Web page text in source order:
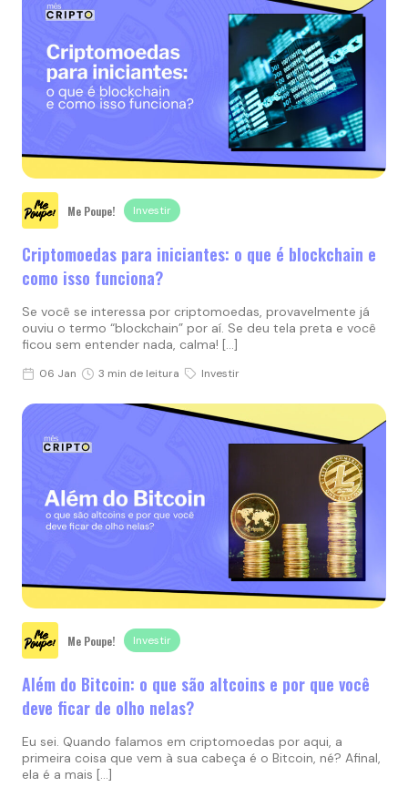
Me Poupe! Investir
Criptomoedas para iniciantes: o que é blockchain e
como isso funciona?
Se você se interessa por criptomoedas, provavelmente já
ouviu o termo “blockchain” por aí. Se deu tela preta e você
ficou sem entender nada, calma! […]
06 Jan 3 min de leitura Investir
Me Poupe! Investir
Além do Bitcoin: o que são altcoins e por que você
deve ficar de olho nelas?
Eu sei. Quando falamos em criptomoedas por aqui, a
primeira coisa que vem à sua cabeça é o Bitcoin, né? Afinal,
ela é a mais […]